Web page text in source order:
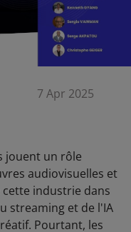
7 Apr 2025
jouent un rôle
audiovisuelles et
industrie dans
streaming et de l'IA
Pourtant, les